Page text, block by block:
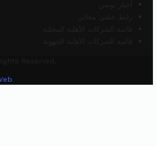
أخبار تونس
رابط خلفي مجاني
قائمة الشركات الأهلية المحلية
قائمة الشركات الأهلية الجهوية
Reserved.